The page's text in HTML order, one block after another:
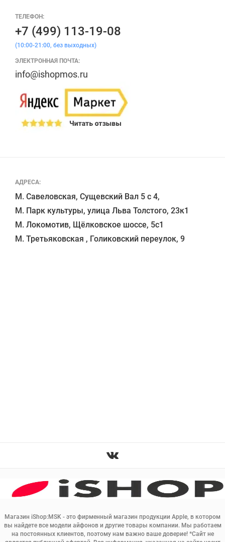
Магазин iShop:MSK - это фирменный магазин продукции Apple, в котором
вы найдете все модели айфонов и другие товары компании. Мы работаем
на постоянных клиентов, поэтому нам важно ваше доверие! *Сайт не
АДРЕСА:
М. Савеловская, Сущевский Вал 5 с 4,
М. Парк культуры, улица Льва Толстого, 23к1
М. Локомотив, Щёлковское шоссе, 5с1
ТЕЛЕФОН:
+7 (499) 113-19-08
(10:00-21:00, без выходных)
ЭЛЕКТРОННАЯ ПОЧТА:
info@ishopmos.ru